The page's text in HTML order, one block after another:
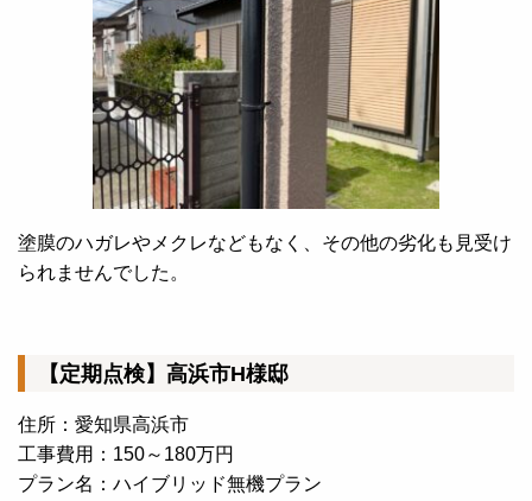
塗膜のハガレやメクレなどもなく、その他の劣化も見受け
られませんでした。
【定期点検】高浜市H様邸
住所：愛知県高浜市
工事費用：150～180万円
プラン名：ハイブリッド無機プラン